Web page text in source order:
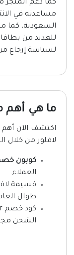
كما دعم المتجر
مساعدته في
السعودية، كما
للعديد من
لسياسة إرجاع
ما هي أهم
اكتشف الآن أهم
لافلور من خلال
كوبون
العملاء.
قسيمة
طوال
الشحن